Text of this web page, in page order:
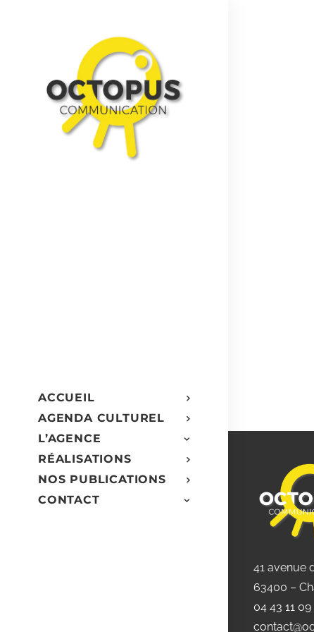
ACCUEIL
AGENDA CULTUREL
L’AGENCE
RÉALISATIONS
NOS PUBLICATIONS
CONTACT
41 avenue
63400 –
04 43 11 09